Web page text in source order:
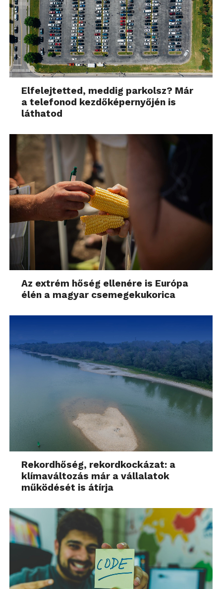
Elfelejtetted, meddig parkolsz? Már
a telefonod kezdőképernyőjén is
láthatod
Az extrém hőség ellenére is Európa
élén a magyar csemegekukorica
Rekordhőség, rekordkockázat: a
klímaváltozás már a vállalatok
működését is átírja